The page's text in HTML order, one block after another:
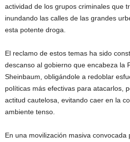
actividad de los grupos criminales que
inundando las calles de las grandes
esta potente droga.
El reclamo de estos temas ha sido
descanso al gobierno que encabeza la
Sheinbaum, obligándole a redoblar
políticas más efectivas para atacarlos,
actitud cautelosa, evitando caer en la
ambiente tenso.
En una movilización masiva